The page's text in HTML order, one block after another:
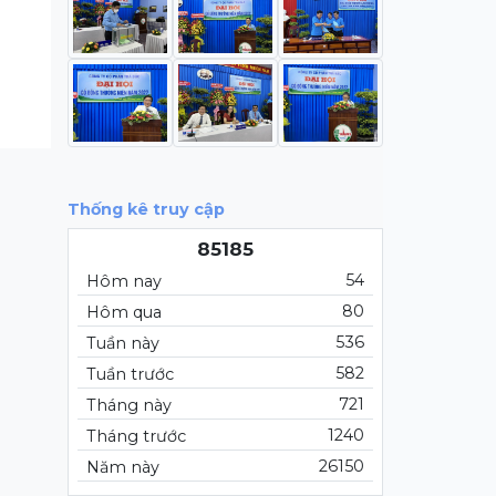
Thống kê truy cập
85185
Hôm nay
54
Hôm qua
80
Tuần này
536
Tuần trước
582
Tháng này
721
Tháng trước
1240
Năm này
26150